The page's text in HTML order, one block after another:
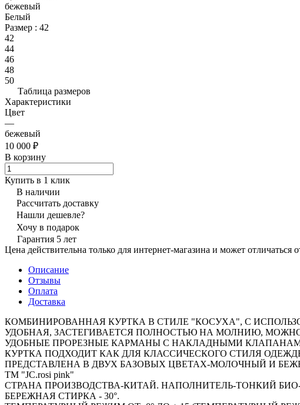
бежевый
Белый
Размер : 42
42
44
46
48
50
Таблица размеров
Характеристики
Цвет
—
бежевый
10 000 ₽
В корзину
Купить в 1 клик
В наличии
Рассчитать доставку
Нашли дешевле?
Хочу в подарок
Гарантия 5 лет
Цена действительна только для интернет-магазина и может отличаться
Описание
Отзывы
Оплата
Доставка
КОМБИНИРОВАННАЯ КУРТКА В СТИЛЕ "КОСУХА", С
УДОБНАЯ, ЗАСТЕГИВАЕТСЯ ПОЛНОСТЬЮ НА МОЛНИЮ,
УДОБНЫЕ ПРОРЕЗНЫЕ КАРМАНЫ С НАКЛАДНЫМИ
КУРТКА ПОДХОДИТ КАК ДЛЯ КЛАССИЧЕСКОГО СТИЛЯ
ПРЕДСТАВЛЕНА В ДВУХ БАЗОВЫХ ЦВЕТАХ-МОЛОЧНЫЙ И
ТМ "JC.rosi pink"
СТРАНА ПРОИЗВОДСТВА-КИТАЙ. НАПОЛНИТЕЛЬ-ТОНКИЙ БИО-
БЕРЕЖНАЯ СТИРКА - 30°.